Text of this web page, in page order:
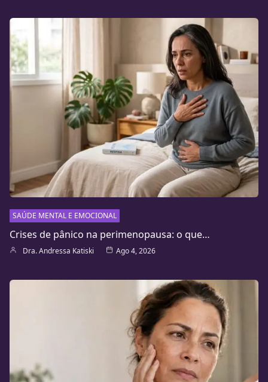
SAÚDE MENTAL E EMOCIONAL
Crises de pânico na perimenopausa: o que…
Dra. Andressa Katiski Ago 4, 2026